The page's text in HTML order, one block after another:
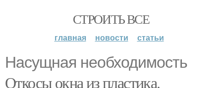
СТРОИТЬ ВСЕ
главная новости статьи
Насущная необходимость
Откосы окна из пластика.